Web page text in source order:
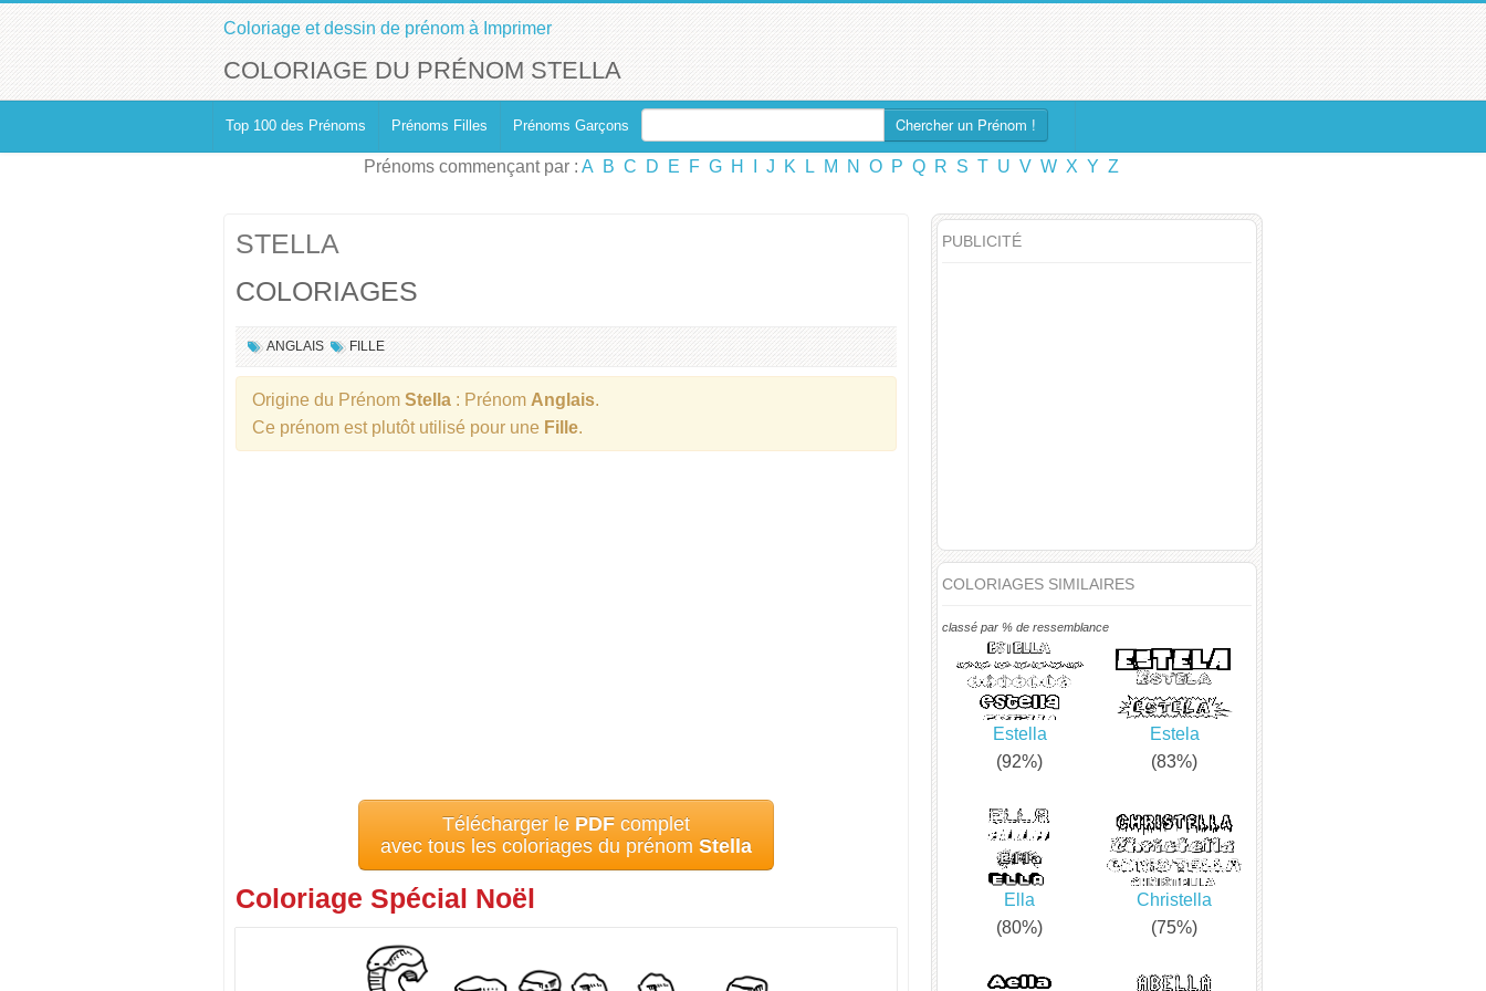
Coloriage et dessin de prénom à Imprimer
COLORIAGE DU PRÉNOM STELLA
Top 100 des Prénoms Prénoms Filles Prénoms Garçons Chercher un Prénom !
Prénoms commençant par : A B C D E F G H J K L M N O P Q R S T U V W X Y Z
STELLA
COLORIAGES
ANGLAIS FILLE
Origine du Prénom Stella : Prénom Anglais.
Ce prénom est plutôt utilisé pour une Fille.
Télécharger le PDF complet
avec tous les coloriages du prénom Stella
Coloriage Spécial Noël
PUBLICITÉ
COLORIAGES SIMILAIRES
classé par % de ressemblance
Estella
(92%)
Estela
(83%)
Ella
(80%)
Christella
(75%)